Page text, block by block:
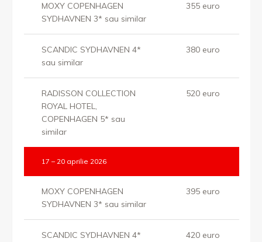
MOXY COPENHAGEN
SYDHAVNEN 3* sau similar
355 euro
SCANDIC SYDHAVNEN 4*
sau similar
380 euro
RADISSON COLLECTION
ROYAL HOTEL,
COPENHAGEN 5* sau
similar
520 euro
17 – 20 aprilie 2026
MOXY COPENHAGEN
SYDHAVNEN 3* sau similar
395 euro
SCANDIC SYDHAVNEN 4*
420 euro